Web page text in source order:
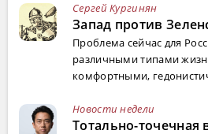
Сергей Кургинян
Запад против
Проблема сейчас для
различными типами
комфортными,
Новости недели
Тотально-точечная